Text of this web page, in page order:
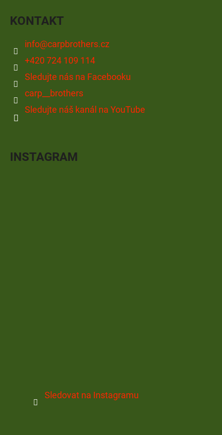
KONTAKT
info@carpbrothers.cz
+420 724 109 114
Sledujte nás na Facebooku
carp__brothers
Sledujte náš kanál na YouTube
INSTAGRAM
Sledovat na Instagramu